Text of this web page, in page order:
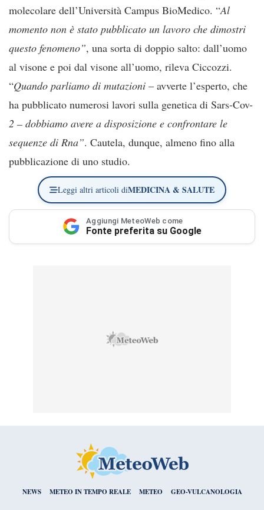
molecolare dell’Università Campus BioMedico. “Al
momento non è stato pubblicato un lavoro che dimostri
questo fenomeno”, una sorta di doppio salto: dall’uomo
al visone e poi dal visone all’uomo, rileva Ciccozzi.
“Quando parliamo di mutazioni – avverte l’esperto, che
ha pubblicato numerosi lavori sulla genetica di Sars-Cov-
2 – dobbiamo avere a disposizione e confrontare le
sequenze di Rna”. Cautela, dunque, almeno fino alla
pubblicazione di uno studio.
Leggi altri articoli diMEDICINA & SALUTE
Aggiungi MeteoWeb come
Fonte preferita su Google
NEWS METEO IN TEMPO REALE METEO GEO-VULCANOLOGIA